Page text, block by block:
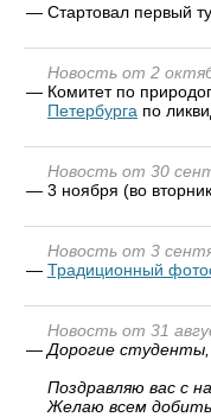
— Стартовал первый
Новость от 2
— Комитет по
Петербурга по
Новость от 30
— 3 ноября (во
Новость от 3
— Традиционный
Новость от 31
— Дорогие
Поздравляю вас с
Желаю всем